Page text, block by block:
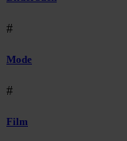
#
Mode
#
Film